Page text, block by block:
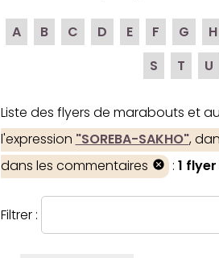
A B C D E F G H
S
T U
Liste des flyers de marabouts et
l'expression "SOREBA-SAKHO",
dans les commentaires
: 1
Filtrer :